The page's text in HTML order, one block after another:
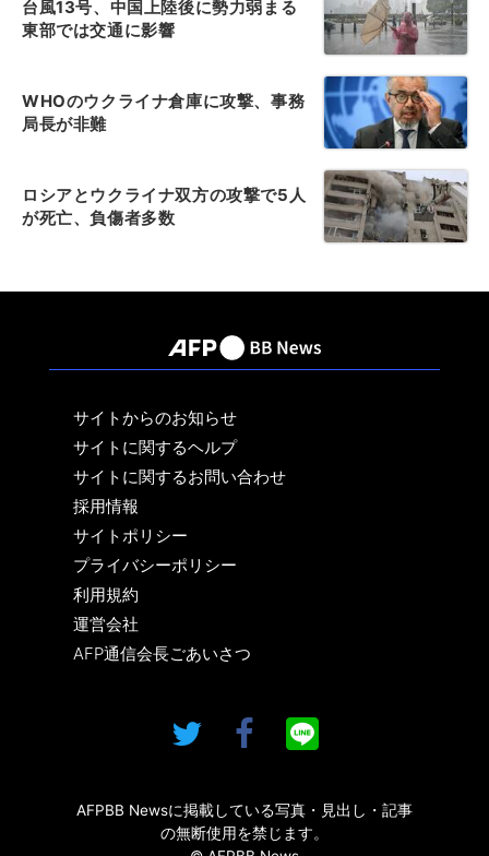
台風13号、中国上陸後に勢力弱まる
東部では交通に影響
WHOのウクライナ倉庫に攻撃、事務
局長が非難
ロシアとウクライナ双方の攻撃で5人
が死亡、負傷者多数
サイトからのお知らせ
サイトに関するヘルプ
サイトに関するお問い合わせ
採用情報
サイトポリシー
プライバシーポリシー
利用規約
運営会社
AFP通信会長ごあいさつ
AFPBB Newsに掲載している写真・見出し・記事
の無断使用を禁じます。